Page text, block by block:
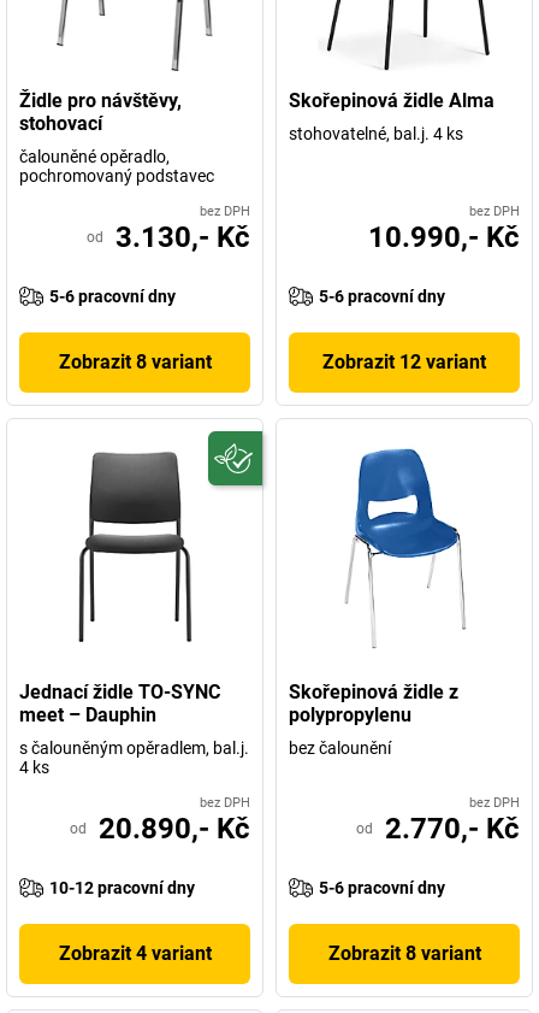
Židle pro návštěvy,
stohovací
čalouněné opěradlo,
pochromovaný podstavec
bez DPH
od 3.130,- Kč
5-6 pracovní dny
Zobrazit 8 variant
Skořepinová židle Alma
stohovatelné, bal.j. 4 ks
bez DPH
10.990,- Kč
5-6 pracovní dny
Zobrazit 12 variant
Jednací židle TO-SYNC
meet – Dauphin
s čalouněným opěradlem, bal.j.
4 ks
bez DPH
od 20.890,- Kč
10-12 pracovní dny
Zobrazit 4 variant
Skořepinová židle z
polypropylenu
bez čalounění
bez DPH
od 2.770,- Kč
5-6 pracovní dny
Zobrazit 8 variant